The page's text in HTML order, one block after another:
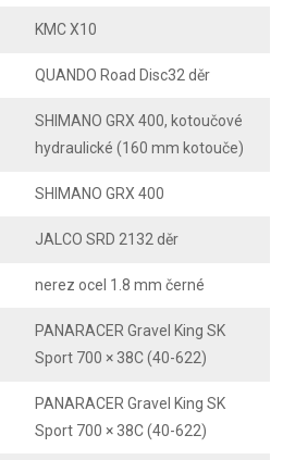
KMC X10
QUANDO Road Disc32 děr
SHIMANO GRX 400, kotoučové
hydraulické (160 mm kotouče)
SHIMANO GRX 400
JALCO SRD 2132 děr
nerez ocel 1.8 mm černé
PANARACER Gravel King SK
Sport 700 × 38C (40-622)
PANARACER Gravel King SK
Sport 700 × 38C (40-622)